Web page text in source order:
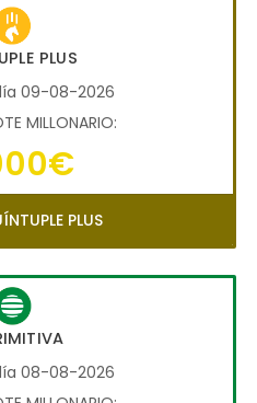
PLUS
09-08-2026
MILLONARIO:
PLUS
08-08-2026